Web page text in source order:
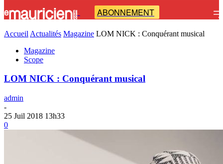
- ABONNEMENT
Accueil Actualités Magazine LOM NICK : Conquérant musical
Magazine
Scope
LOM NICK : Conquérant musical
admin
-
25 Juil 2018 13h33
0